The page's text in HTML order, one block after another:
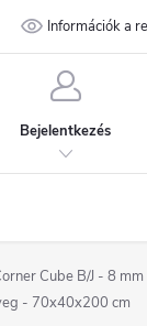
Adatvédelmi
Információk a
Bejelentkezés
Cube B/J - 8
- 70x40x200 cm